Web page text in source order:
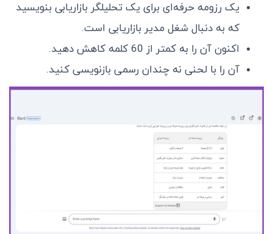
یک رزومه حرفه‌ای برای یک تحلیلگر بازاریابی بنویسید
که به دنبال شغل مدیر بازاریابی است.
اکنون آن را به کمتر از 60 کلمه کاهش دهید.
آن را با لحنی نه چندان رسمی بازنویسی کنید.